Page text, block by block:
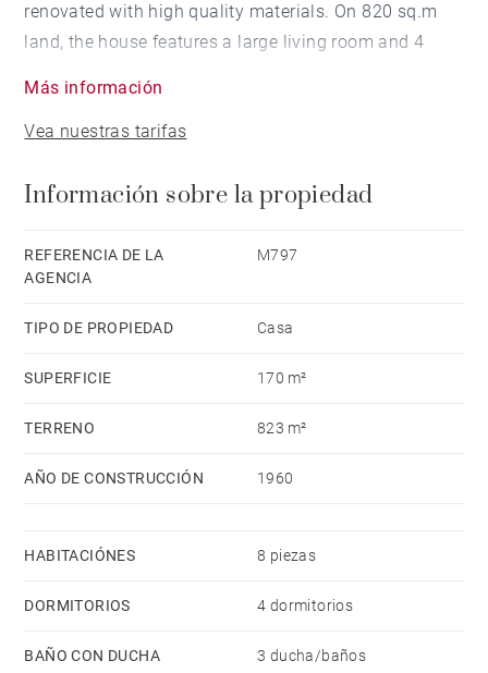
renovated with high quality materials. On 820 sq.m
land, the house features a large living room and 4
Más información
Vea nuestras tarifas
Información sobre la propiedad
REFERENCIA DE LA
AGENCIA
M797
TIPO DE PROPIEDAD Casa
SUPERFICIE 170 m²
TERRENO 823 m²
AÑO DE CONSTRUCCIÓN 1960
HABITACIÓNES 8 piezas
DORMITORIOS 4 dormitorios
BAÑO CON DUCHA 3 ducha/baños